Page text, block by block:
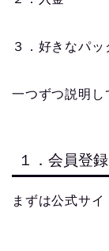
３．好きなパッ
一つずつ説明し
１．会員登録
まずは公式サイ